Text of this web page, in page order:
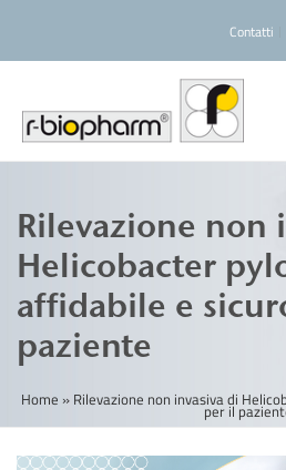
Contatti
Rilevazione non
Helicobacter
affidabile e
paziente
Home » Rilevazione non invasiva di
per il